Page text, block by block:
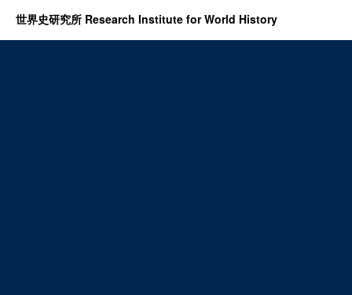
世界史研究所 Research Institute for World History